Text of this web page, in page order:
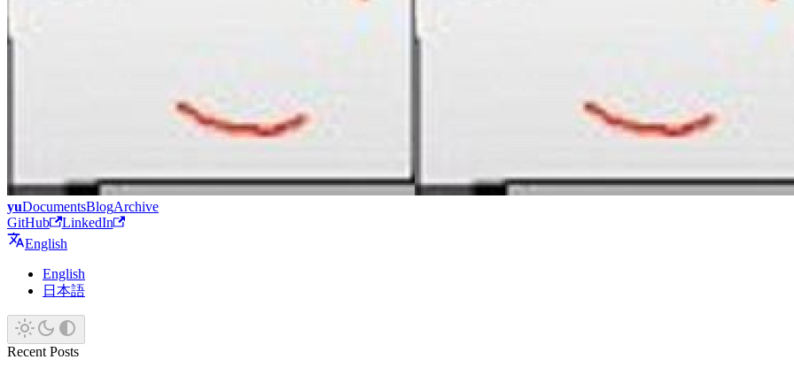
yuDocumentsBlogArchive
GitHub
LinkedIn
English
English
日本語
Recent Posts